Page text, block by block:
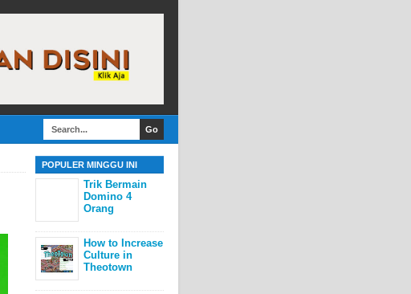
POPULER MINGGU INI
Trik Bermain
Domino 4
Orang
How to Increase
Culture in
Theotown